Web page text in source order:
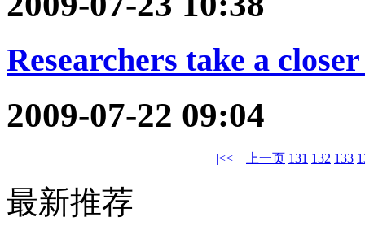
Researchers take a
2009-07-22 09:04
|<< 上一页 131 132 133
最新推荐